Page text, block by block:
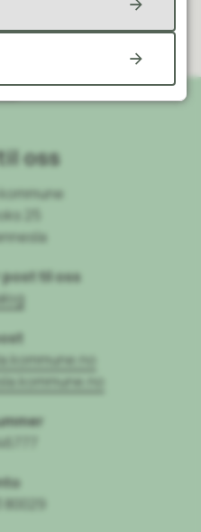
oss
25
post til oss
80029